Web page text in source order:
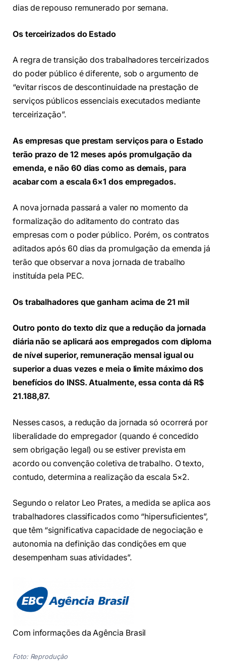
dias de repouso remunerado por semana.
Os terceirizados do Estado
A regra de transição dos trabalhadores terceirizados
do poder público é diferente, sob o argumento de
“evitar riscos de descontinuidade na prestação de
serviços públicos essenciais executados mediante
terceirização”.
As empresas que prestam serviços para o Estado
terão prazo de 12 meses após promulgação da
emenda, e não 60 dias como as demais, para
acabar com a escala 6×1 dos empregados.
A nova jornada passará a valer no momento da
formalização do aditamento do contrato das
empresas com o poder público. Porém, os contratos
aditados após 60 dias da promulgação da emenda já
terão que observar a nova jornada de trabalho
instituída pela PEC.
Os trabalhadores que ganham acima de 21 mil
Outro ponto do texto diz que a redução da jornada
diária não se aplicará aos empregados com diploma
de nível superior, remuneração mensal igual ou
superior a duas vezes e meia o limite máximo dos
benefícios do INSS. Atualmente, essa conta dá R$
21.188,87.
Nesses casos, a redução da jornada só ocorrerá por
liberalidade do empregador (quando é concedido
sem obrigação legal) ou se estiver prevista em
acordo ou convenção coletiva de trabalho. O texto,
contudo, determina a realização da escala 5×2.
Segundo o relator Leo Prates, a medida se aplica aos
trabalhadores classificados como “hipersuficientes”,
que têm “significativa capacidade de negociação e
autonomia na definição das condições em que
desempenham suas atividades”.
Com informações da Agência Brasil
Foto: Reprodução